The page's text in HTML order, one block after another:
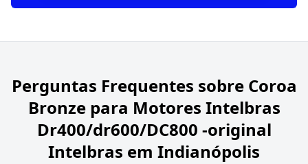
Perguntas Frequentes sobre Coroa
Bronze para Motores Intelbras
Dr400/dr600/DC800 -original
Intelbras em Indianópolis